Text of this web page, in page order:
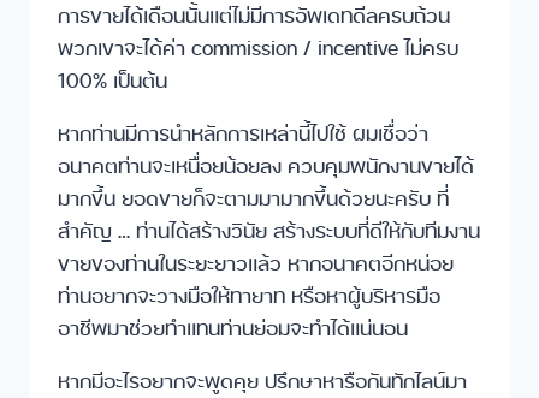
การขายได้เดือนนั้นแต่ไม่มีการอัพเดทดีลครบถ้วน
พวกเขาจะได้ค่า commission / incentive ไม่ครบ
100% เป็นต้น
หากท่านมีการนำหลักการเหล่านี้ไปใช้ ผมเชื่อว่า
อนาคตท่านจะเหนื่อยน้อยลง ควบคุมพนักงานขายได้
มากขึ้น ยอดขายก็จะตามมามากขึ้นด้วยนะครับ ที่
สำคัญ … ท่านได้สร้างวินัย สร้างระบบที่ดีให้กับทีมงาน
ขายของท่านในระยะยาวแล้ว หากอนาคตอีกหน่อย
ท่านอยากจะวางมือให้ทายาท หรือหาผู้บริหารมือ
อาชีพมาช่วยทำแทนท่านย่อมจะทำได้แน่นอน
หากมีอะไรอยากจะพูดคุย ปรึกษาหารือกันทักไลน์มา